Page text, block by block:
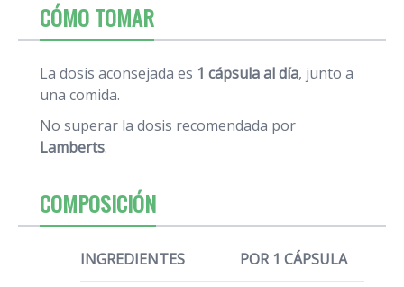
CÓMO TOMAR
La dosis aconsejada es 1 cápsula al día, junto a
una comida.
No superar la dosis recomendada por
Lamberts.
COMPOSICIÓN
INGREDIENTES POR 1 CÁPSULA